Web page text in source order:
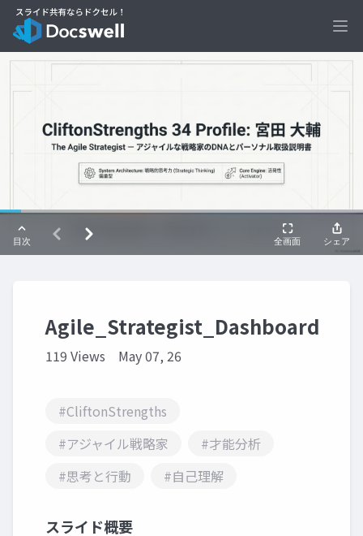
Agile_Strategist_Dashboard
119 Views May 07, 26
#CliftonStrengths
#アジャイル戦略家
#才能分析
#思考と行動
#自己理解
スライド概要